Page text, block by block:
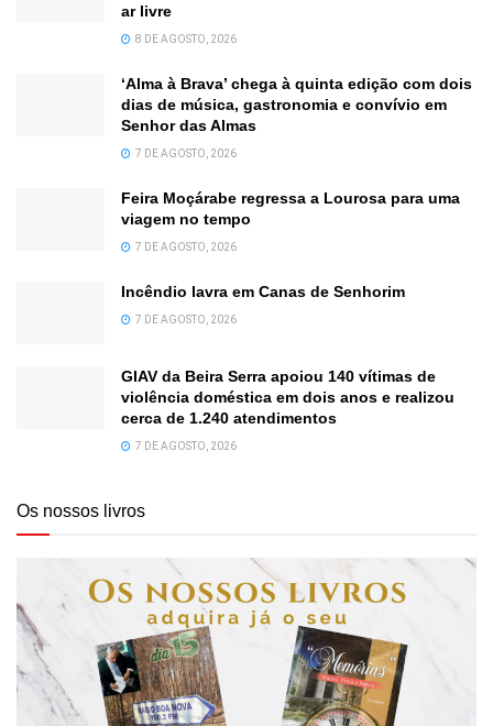
ar livre
8 DE AGOSTO, 2026
‘Alma à Brava’ chega à quinta edição com dois
dias de música, gastronomia e convívio em
Senhor das Almas
7 DE AGOSTO, 2026
Feira Moçárabe regressa a Lourosa para uma
viagem no tempo
7 DE AGOSTO, 2026
Incêndio lavra em Canas de Senhorim
7 DE AGOSTO, 2026
GIAV da Beira Serra apoiou 140 vítimas de
violência doméstica em dois anos e realizou
cerca de 1.240 atendimentos
7 DE AGOSTO, 2026
Os nossos livros